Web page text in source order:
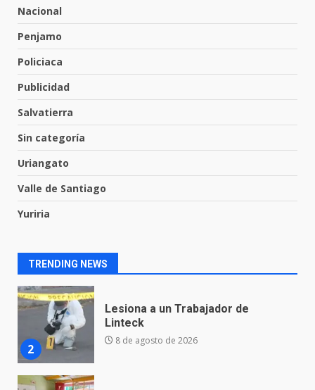
Nacional
Penjamo
Policiaca
Publicidad
Salvatierra
Sin categoría
Uriangato
Valle de Santiago
Yuriria
TRENDING NEWS
7
6 de agosto de 2026
1
En consultorio médico lesiona a
2
8 de agosto de 2026
3
Aprender jugando también salva
vidas.
8 de agosto de 2026